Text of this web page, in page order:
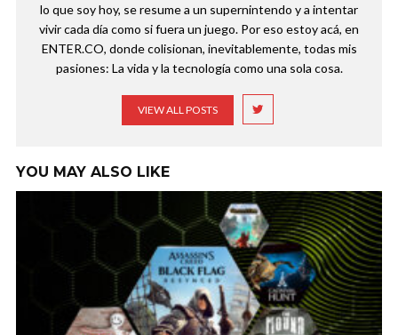
lo que soy hoy, se resume a un supernintendo y a intentar
vivir cada día como si fuera un juego. Por eso estoy acá, en
ENTER.CO, donde colisionan, inevitablemente, todas mis
pasiones: La vida y la tecnología como una sola cosa.
VIEW ALL POSTS
YOU MAY ALSO LIKE